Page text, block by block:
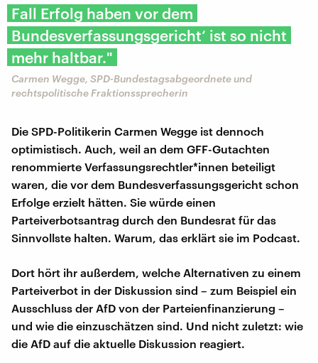
Fall Erfolg haben vor dem
Bundesverfassungsgericht‘ ist so nicht
mehr haltbar."
Carmen Wegge, SPD-Bundestagsabgeordnete und
rechtspolitische Fraktionssprecherin
Die SPD-Politikerin Carmen Wegge ist dennoch
optimistisch. Auch, weil an dem GFF-Gutachten
renommierte Verfassungsrechtler*innen beteiligt
waren, die vor dem Bundesverfassungsgericht schon
Erfolge erzielt hätten. Sie würde einen
Parteiverbotsantrag durch den Bundesrat für das
Sinnvollste halten. Warum, das erklärt sie im Podcast.
Dort hört ihr außerdem, welche Alternativen zu einem
Parteiverbot in der Diskussion sind – zum Beispiel ein
Ausschluss der AfD von der Parteienfinanzierung –
und wie die einzuschätzen sind. Und nicht zuletzt: wie
die AfD auf die aktuelle Diskussion reagiert.